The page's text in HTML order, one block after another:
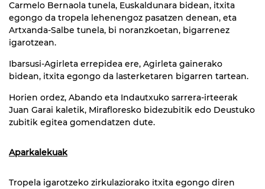
Carmelo Bernaola tunela, Euskaldunara bidean, itxita
egongo da tropela lehenengoz pasatzen denean, eta
Artxanda-Salbe tunela, bi noranzkoetan, bigarrenez
igarotzean.
Ibarsusi-Agirleta errepidea ere, Agirleta gainerako
bidean, itxita egongo da lasterketaren bigarren tartean.
Horien ordez, Abando eta Indautxuko sarrera-irteerak
Juan Garai kaletik, Mirafloresko bidezubitik edo Deustuko
zubitik egitea gomendatzen dute.
Aparkalekuak
Tropela igarotzeko zirkulaziorako itxita egongo diren